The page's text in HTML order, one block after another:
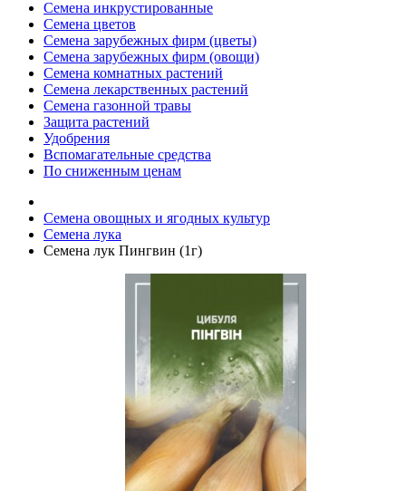
Семена инкрустированные
Семена цветов
Семена зарубежных фирм (цветы)
Семена зарубежных фирм (овощи)
Семена комнатных растений
Семена лекарственных растений
Семена газонной травы
Защита растений
Удобрения
Вспомагательные средства
По сниженным ценам
Семена овощных и ягодных культур
Семена лука
Семена лук Пингвин (1г)